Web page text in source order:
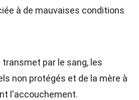
à de mauvaises conditions
transmet par le sang, les
non protégés et de la mère à
l'accouchement.